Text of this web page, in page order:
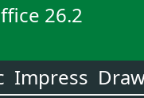
26.2
Impress